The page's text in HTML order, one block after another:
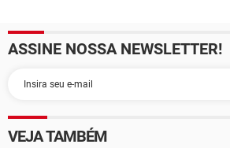
ASSINE NOSSA NEWSLETTER!
VEJA TAMBÉM